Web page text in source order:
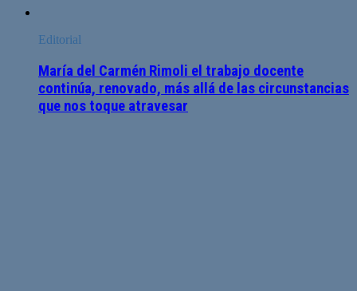
Editorial
María del Carmén Rimoli el trabajo docente
continúa, renovado, más allá de las circunstancias
que nos toque atravesar